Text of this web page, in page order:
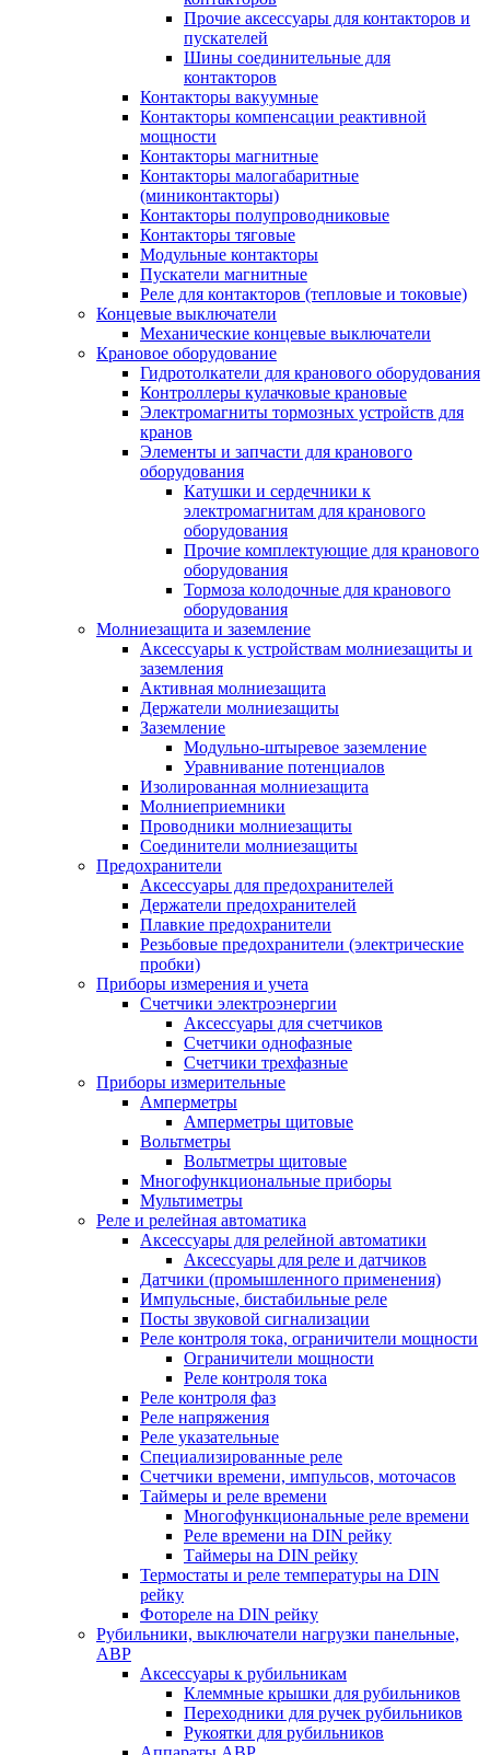
Прочие аксессуары для контакторов и
пускателей
Шины соединительные для
контакторов
Контакторы вакуумные
Контакторы компенсации реактивной
мощности
Контакторы магнитные
Контакторы малогабаритные
(миниконтакторы)
Контакторы полупроводниковые
Контакторы тяговые
Модульные контакторы
Пускатели магнитные
Реле для контакторов (тепловые и токовые)
Концевые выключатели
Механические концевые выключатели
Крановое оборудование
Гидротолкатели для кранового оборудования
Контроллеры кулачковые крановые
Электромагниты тормозных устройств для
кранов
Элементы и запчасти для кранового
оборудования
Катушки и сердечники к
электромагнитам для кранового
оборудования
Прочие комплектующие для кранового
оборудования
Тормоза колодочные для кранового
оборудования
Молниезащита и заземление
Аксессуары к устройствам молниезащиты и
заземления
Активная молниезащита
Держатели молниезащиты
Заземление
Модульно-штыревое заземление
Уравнивание потенциалов
Изолированная молниезащита
Молниеприемники
Проводники молниезащиты
Соединители молниезащиты
Предохранители
Аксессуары для предохранителей
Держатели предохранителей
Плавкие предохранители
Резьбовые предохранители (электрические
пробки)
Приборы измерения и учета
Счетчики электроэнергии
Аксессуары для счетчиков
Счетчики однофазные
Счетчики трехфазные
Приборы измерительные
Амперметры
Амперметры щитовые
Вольтметры
Вольтметры щитовые
Многофункциональные приборы
Мультиметры
Реле и релейная автоматика
Аксессуары для релейной автоматики
Аксессуары для реле и датчиков
Датчики (промышленного применения)
Импульсные, бистабильные реле
Посты звуковой сигнализации
Реле контроля тока, ограничители мощности
Ограничители мощности
Реле контроля тока
Реле контроля фаз
Реле напряжения
Реле указательные
Специализированные реле
Счетчики времени, импульсов, моточасов
Таймеры и реле времени
Многофункциональные реле времени
Реле времени на DIN рейку
Таймеры на DIN рейку
Термостаты и реле температуры на DIN
рейку
Фотореле на DIN рейку
Рубильники, выключатели нагрузки панельные,
АВР
Аксессуары к рубильникам
Клеммные крышки для рубильников
Переходники для ручек рубильников
Рукоятки для рубильников